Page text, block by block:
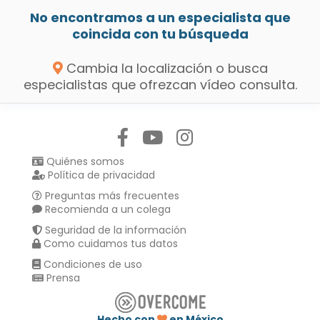
No encontramos a un especialista que
coincida con tu búsqueda
Cambia la localización o busca
especialistas que ofrezcan vídeo consulta.
Quiénes somos
Política de privacidad
Preguntas más frecuentes
Recomienda a un colega
Seguridad de la información
Como cuidamos tus datos
Condiciones de uso
Prensa